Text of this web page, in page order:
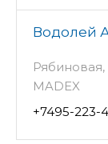
Водолей
Рябиновая,
MADEX
+7495-223-